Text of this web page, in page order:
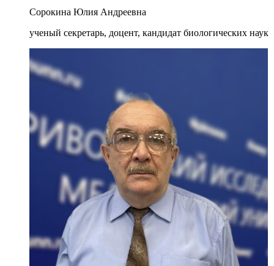
Сорокина Юлия Андреевна
ученый секретарь, доцент, кандидат биологических наук